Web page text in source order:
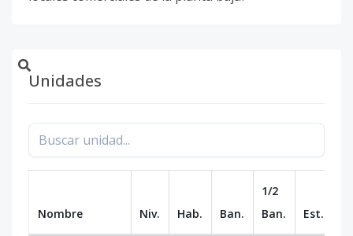
Unidades
Nombre Niv. Hab. Ban.
1/2
Ban.
Est.